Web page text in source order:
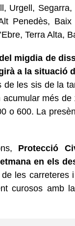
Urgell,
Penedès,
Terra Alta,
migdia de
a la situació
de les sis de la
més
o 600. La
Protecció
en els
les carreteres
curosos amb